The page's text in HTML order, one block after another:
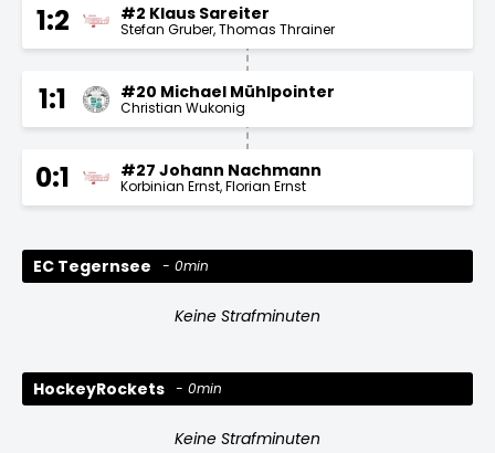
1:2 #2 Klaus Sareiter
Stefan Gruber Thomas Thrainer
1:1 #20 Michael Mühlpointer
Christian Wukonig
0:1 #27 Johann Nachmann
Korbinian Ernst Florian Ernst
EC Tegernsee 0min
Keine Strafminuten
HockeyRockets 0min
Keine Strafminuten